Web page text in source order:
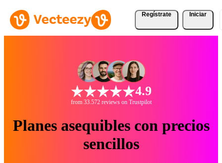
Regístrate Iniciar
4.9
from 33.572 reviews on Trustpilot
Planes asequibles con precios
sencillos